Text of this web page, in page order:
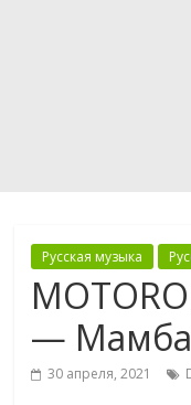
Русская музыка
— Мамба
30 апреля, 2021